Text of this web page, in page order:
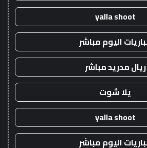
yalla shoot
اليوم مباشر
ريال مدريد مباشر
يلا شوت
yalla shoot
اليوم مباشر